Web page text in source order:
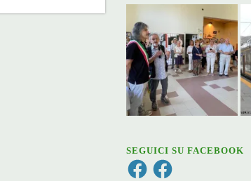
SEGUICI SU FACEBOOK
FacebookFacebook